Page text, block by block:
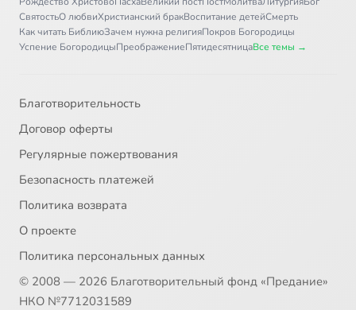
СвятостьО любвиХристианский бракВоспитание детейСмерть
Как читать БиблиюЗачем нужна религияПокров Богородицы
Успение БогородицыПреображениеПятидесятницаВсе темы →
Благотворительность
Договор оферты
Регулярные пожертвования
Безопасность платежей
Политика возврата
О проекте
Политика персональных данных
© 2008 — 2026 Благотворительный фонд «Предание»
НКО №7712031589